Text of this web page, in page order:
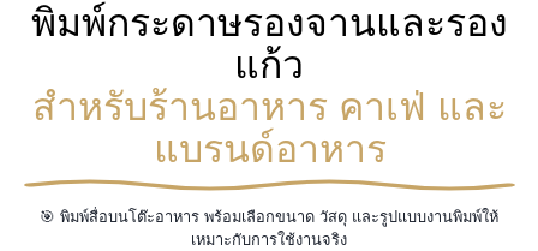
พิมพ์กระดาษรองจานและรอง
แก้ว
สำหรับร้านอาหาร คาเฟ่ และ
แบรนด์อาหาร
🎯 พิมพ์สื่อบนโต๊ะอาหาร พร้อมเลือกขนาด วัสดุ และรูปแบบงานพิมพ์ให้
เหมาะกับการใช้งานจริง